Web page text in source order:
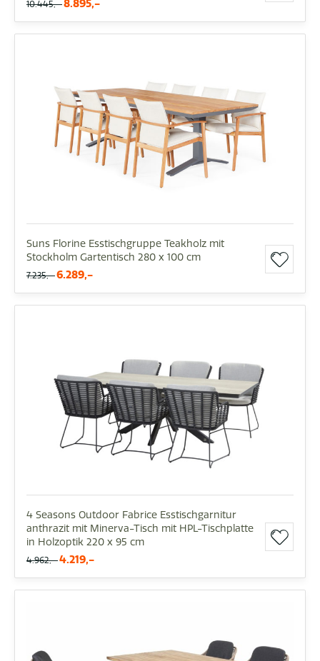
10.445,- 8.895,-
Suns Florine Esstischgruppe Teakholz mit
Stockholm Gartentisch 280 x 100 cm
7.235,- 6.289,-
4 Seasons Outdoor Fabrice Esstischgarnitur
anthrazit mit Minerva-Tisch mit HPL-Tischplatte
in Holzoptik 220 x 95 cm
4.962,- 4.219,-